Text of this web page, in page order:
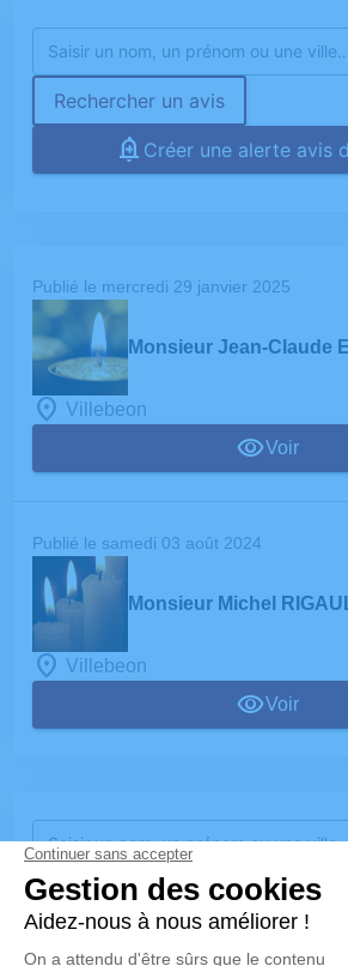
Rechercher un avis
Créer une alerte avis
Publié le mercredi 29 janvier 2025
Monsieur Jean-Claude
Villebeon
Voir
Publié le samedi 03 août 2024
Monsieur Michel
Villebeon
Voir
Rechercher un avis